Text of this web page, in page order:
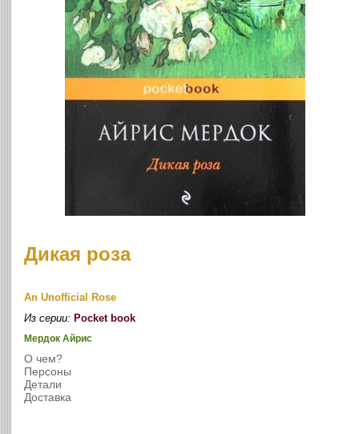
Дикая роза
An Unofficial Rose
Из серии: Pocket book
Мердок Айрис
О чем?
Персоны
Детали
Доставка